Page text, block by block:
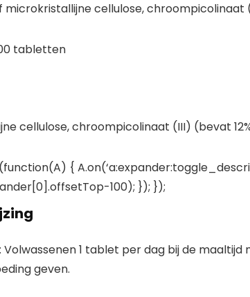
microkristallijne cellulose, chroompicolinaat
tabletten
cellulose, chroompicolinaat (III) (bevat
{
100); }); });
1 tablet per dag bij de
geven.